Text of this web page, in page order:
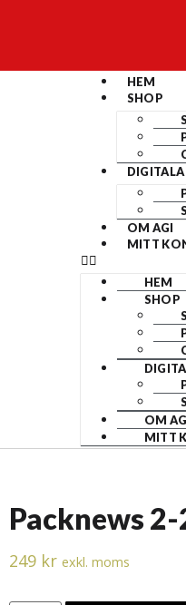
HEM
SHOP
OM AGI
MITT
HEM
SHOP
OM
MITT
Packnews
249 kr exkl. moms